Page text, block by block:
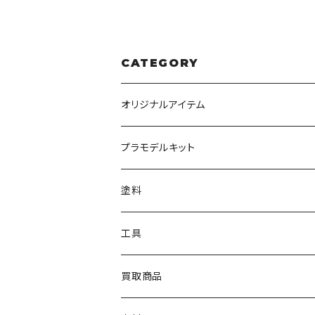
CATEGORY
オリジナルアイテム
みんなのアクション3Dアートベース
アクリルベース
ナチュラルベース
オリジナルアクキー
プラモデルキット
BANDAI
HG
MG
TAMIYA
カーモデル
アオシマ
塗料
クレオス
ラッカー塗料
TAMIYA
工具
TAMIYA
買取商品